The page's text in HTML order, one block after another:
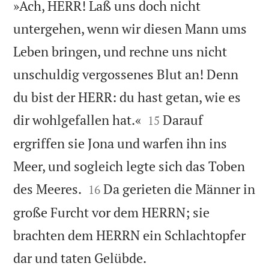
»Ach, HERR! Laß uns doch nicht
untergehen, wenn wir diesen Mann ums
Leben bringen, und rechne uns nicht
unschuldig vergossenes Blut an! Denn
du bist der HERR: du hast getan, wie es
dir wohlgefallen hat.« 

15 Darauf
ergriffen sie Jona und warfen ihn ins
Meer, und sogleich legte sich das Toben
des Meeres. 

16 Da gerieten die Männer in
große Furcht vor dem HERRN; sie
brachten dem HERRN ein Schlachtopfer
dar und taten Gelübde.